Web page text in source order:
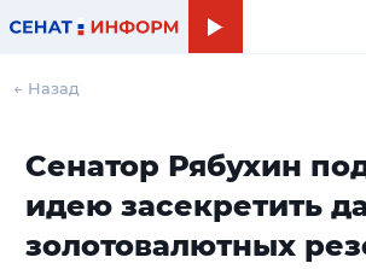
← Назад
Сенатор Рябухин
идею засекретить
золотовалютных